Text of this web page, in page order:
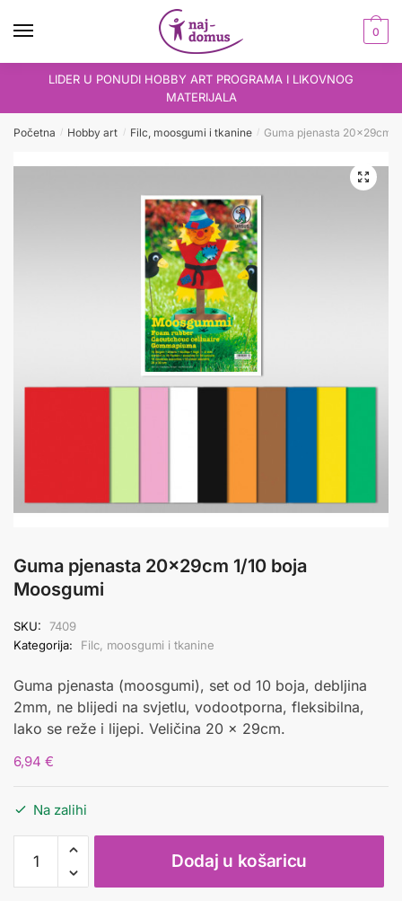
0
LIDER U PONUDI HOBBY ART PROGRAMA I LIKOVNOG
MATERIJALA
Početna / Hobby art / Filc, moosgumi i tkanine / Guma pjenasta 20x29cm
Guma pjenasta 20x29cm 1/10 boja
Moosgumi
SKU:
7409
Kategorija:
Filc, moosgumi i tkanine
Guma pjenasta (moosgumi), set od 10 boja, debljina
2mm, ne blijedi na svjetlu, vodootporna, fleksibilna,
lako se reže i lijepi. Veličina 20 x 29cm.
6,94 €
Na zalihi
pjenasta
20x29cm
Dodaj u košaricu